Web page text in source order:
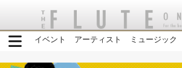
イベント アーティスト ミュージック